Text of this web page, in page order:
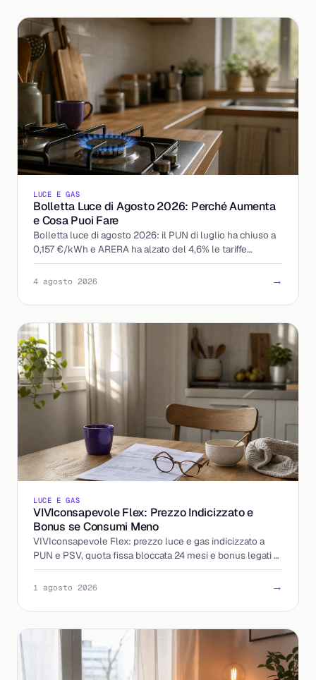
LUCE E GAS
Bolletta Luce di Agosto 2026: Perché Aumenta
e Cosa Puoi Fare
Bolletta luce di agosto 2026: il PUN di luglio ha chiuso a
0,157 €/kWh e ARERA ha alzato del 4,6% le tariffe
tutelate. Chi paga di più e come reagire.
4 agosto 2026 →
LUCE E GAS
VIVIconsapevole Flex: Prezzo Indicizzato e
Bonus se Consumi Meno
VIVIconsapevole Flex: prezzo luce e gas indicizzato a
PUN e PSV, quota fissa bloccata 24 mesi e bonus legati al
calo dei consumi. Come funziona e cosa controllare.
1 agosto 2026 →